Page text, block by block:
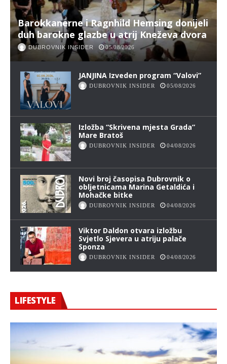
Barokkanerne i Ragnhild Hemsing donijeli
duh barokne glazbe u atrij Kneževa dvora
DUBROVNIK INSIDER 05/08/2026
JANJINA Izveden program “Valovi”
DUBROVNIK INSIDER 05/08/2026
Izložba “Skrivena mjesta Grada”
Mare Bratoš
DUBROVNIK INSIDER 04/08/2026
Novi broj časopisa Dubrovnik o
obljetnicama Marina Getaldića i
Mohačke bitke
DUBROVNIK INSIDER 04/08/2026
Viktor Daldon otvara izložbu
Svjetlo Sjevera u atriju palače
Sponza
DUBROVNIK INSIDER 04/08/2026
LIFESTYLE